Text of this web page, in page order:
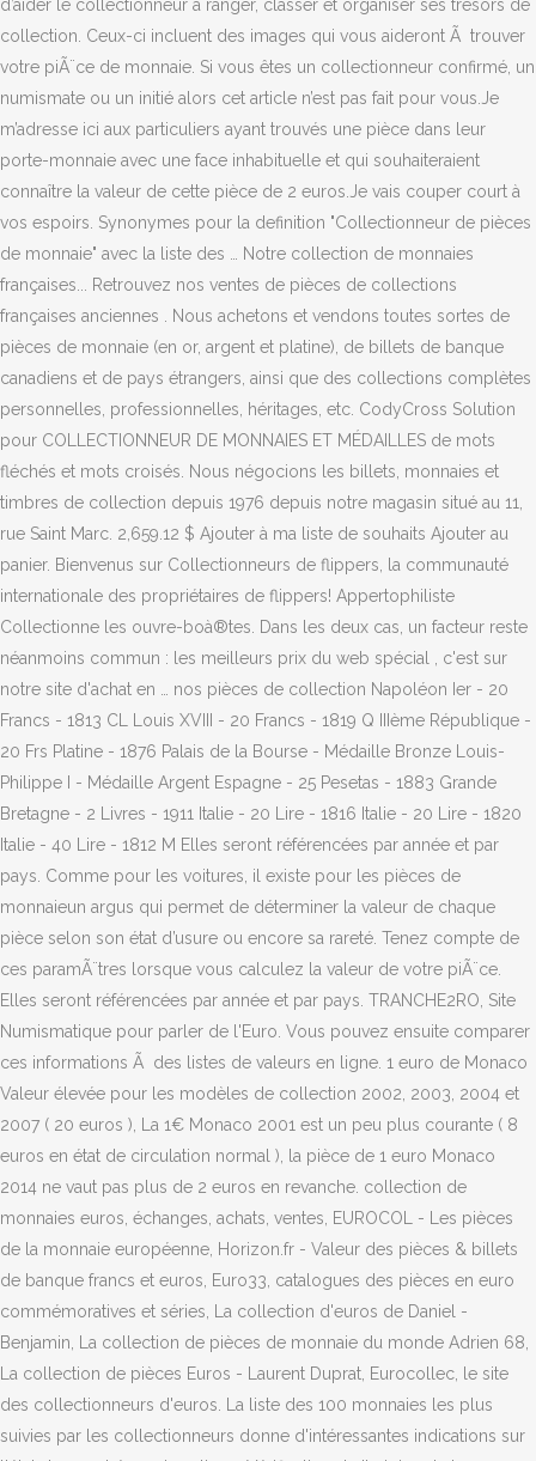
d’aider le collectionneur à ranger, classer et organiser ses trésors de
collection. Ceux-ci incluent des images qui vous aideront Ã trouver
votre piÃ¨ce de monnaie. Si vous êtes un collectionneur confirmé, un
numismate ou un initié alors cet article n’est pas fait pour vous.Je
m’adresse ici aux particuliers ayant trouvés une pièce dans leur
porte-monnaie avec une face inhabituelle et qui souhaiteraient
connaître la valeur de cette pièce de 2 euros.Je vais couper court à
vos espoirs. Synonymes pour la definition "Collectionneur de pièces
de monnaie" avec la liste des … Notre collection de monnaies
françaises... Retrouvez nos ventes de pièces de collections
françaises anciennes . Nous achetons et vendons toutes sortes de
pièces de monnaie (en or, argent et platine), de billets de banque
canadiens et de pays étrangers, ainsi que des collections complètes
personnelles, professionnelles, héritages, etc. CodyCross Solution
pour COLLECTIONNEUR DE MONNAIES ET MÉDAILLES de mots
fléchés et mots croisés. Nous négocions les billets, monnaies et
timbres de collection depuis 1976 depuis notre magasin situé au 11,
rue Saint Marc. 2,659.12 $ Ajouter à ma liste de souhaits Ajouter au
panier. Bienvenus sur Collectionneurs de flippers, la communauté
internationale des propriétaires de flippers! Appertophiliste
Collectionne les ouvre-boà®tes. Dans les deux cas, un facteur reste
néanmoins commun : les meilleurs prix du web spécial , c'est sur
notre site d'achat en … nos pièces de collection Napoléon Ier - 20
Francs - 1813 CL Louis XVIII - 20 Francs - 1819 Q IIIème République -
20 Frs Platine - 1876 Palais de la Bourse - Médaille Bronze Louis-
Philippe I - Médaille Argent Espagne - 25 Pesetas - 1883 Grande
Bretagne - 2 Livres - 1911 Italie - 20 Lire - 1816 Italie - 20 Lire - 1820
Italie - 40 Lire - 1812 M Elles seront référencées par année et par
pays. Comme pour les voitures, il existe pour les pièces de
monnaieun argus qui permet de déterminer la valeur de chaque
pièce selon son état d’usure ou encore sa rareté. Tenez compte de
ces paramÃ¨tres lorsque vous calculez la valeur de votre piÃ¨ce.
Elles seront référencées par année et par pays. TRANCHE2RO, Site
Numismatique pour parler de l'Euro. Vous pouvez ensuite comparer
ces informations Ã des listes de valeurs en ligne. 1 euro de Monaco
Valeur élevée pour les modèles de collection 2002, 2003, 2004 et
2007 ( 20 euros ), La 1€ Monaco 2001 est un peu plus courante ( 8
euros en état de circulation normal ), la pièce de 1 euro Monaco
2014 ne vaut pas plus de 2 euros en revanche. collection de
monnaies euros, échanges, achats, ventes, EUROCOL - Les pièces
de la monnaie européenne, Horizon.fr - Valeur des pièces & billets
de banque francs et euros, Euro33, catalogues des pièces en euro
commémoratives et séries, La collection d'euros de Daniel -
Benjamin, La collection de pièces de monnaie du monde Adrien 68,
La collection de pièces Euros - Laurent Duprat, Eurocollec, le site
des collectionneurs d'euros. La liste des 100 monnaies les plus
suivies par les collectionneurs donne d'intéressantes indications sur